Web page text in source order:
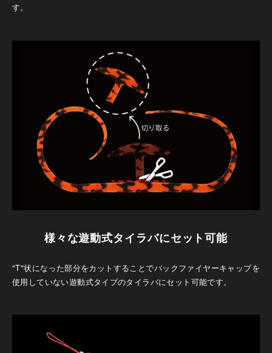
す。
様々な遊動式タイラバにセット可能
"T"状になった部分をカットすることでバックファイヤーキャップを
使用していない遊動式タイプのタイラバにセット可能です。